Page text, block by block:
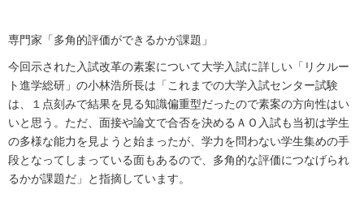
専門家「多角的評価ができるかが課題」
今回示された入試改革の素案について大学入試に詳しい「リクルー
ト進学総研」の小林浩所長は「これまでの大学入試センター試験
は、１点刻みで結果を見る知識偏重型だったので素案の方向性はい
いと思う。ただ、面接や論文で合否を決めるＡＯ入試も当初は学生
の多様な能力を見ようと始まったが、学力を問わない学生集めの手
段となってしまっている面もあるので、多角的な評価につなげられ
るかが課題だ」と指摘しています。